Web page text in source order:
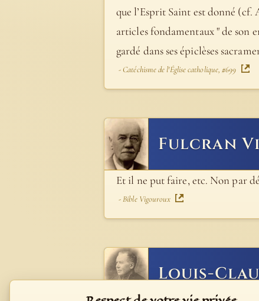
que l’Esprit Saint est donné (cf.
articles fondamentaux " de son
gardé dans ses épiclèses
- Catéchisme de l'Église catholique, #699
Fulcran
Et il ne put faire, etc. Non par
- Bible Vigouroux
Louis-